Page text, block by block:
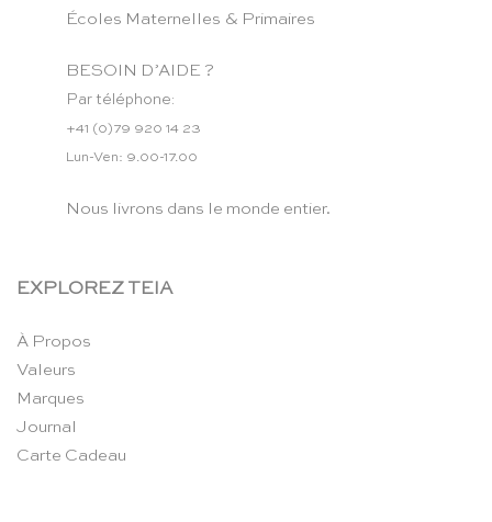
Écoles Maternelles & Primaires
BESOIN D’AIDE ?
Par téléphone:
+41 (0)79 920 14 23
Lun-Ven: 9.00-17.00
Nous livrons dans le monde entier.
EXPLOREZ TEIA
À Propos
Valeurs
Marques
Journal
Carte Cadeau